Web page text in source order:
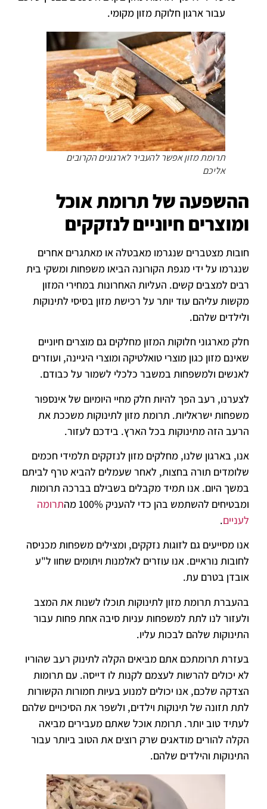
עבור ארגון חלוקת מזון מקומי.
תרומת מזון אפשר להעביר לארגונים הקרובים
אליכם
ההשפעה של תרומת אוכל
ומוצרים חיוניים לנזקקים
חובות מצטברים שנגרמו מאבטלה או מאתגרים אחרים
שנגרמו על ידי מגפת הקורונה הביאו משפחות ומשקי בית
רבים למצבים קשים. העליות האחרונות במחירי המזון
מקשות עליהם עוד יותר על רכישת מזון בסיסי לתינוקות
ולילדים שלהם.
חלק מארגוני חלוקות המזון מחלקים גם מוצרים חיוניים
שאינם מזון כגון מוצרי טואלטיקה ומוצרי היגיינה, ועוזרים
לאנשים ולמשפחות במשבר כלכלי לשמור על כבודם.
לצערנו, רעב הפך להיות חלק מחיי היומיום של אינספור
משפחות ישראליות. תרומת מזון לתינוקות משככת את
הרעב הזה מתינוקות בכל הארץ. בידכם לעזור.
אנו, בארגון שלנו, מחלקים מזון לנזקקים תלמידי חכמים
שלומדים תורה בחצות, לאחר שעמלים להביא טרף לביתם
במשך היום. אנו תמיד מקבלים בשבילם בברכה תרומות
ומבטיחים להשתמש בהן כדי להעניק 100% מה
תרומה
לעניים.
אנו מסייעים גם לזוגות נזקקים, ומצילים משפחות מכניסה
לחובות נוראיים. אנו עוזרים לאלמנות ויתומים שחוו ל"ע
אובדן בטרם עת.
בהעברת תרומת מזון לתינוקות תוכלו לשנות את המצב
ולעזור לנו לתת למשפחות עניות סיבה אחת פחות עבור
התינוקות שלהם לבכות עליו.
בעזרת תרומתכם אתם מביאים הקלה לתינוק רעב שהוריו
לא יכולים להרשות לעצמם לקנות לו דייסה. עם תרומות
הצדקה שלכם, אנו יכולים למנוע בעיות חמורות הקשורות
לתת תזונה של תינוקות וילדים, ולשפר את הסיכויים שלהם
לעתיד טוב יותר. תרומת אוכל שאתם מעבירים מביאה
הקלה להורים מודאגים שרק רוצים את הטוב ביותר עבור
התינוקות והילדים שלהם.